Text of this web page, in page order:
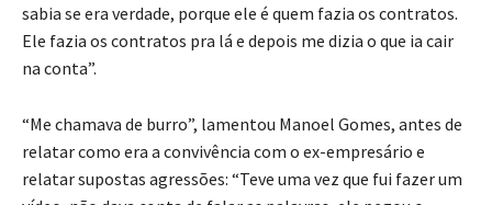
sabia se era verdade, porque ele é quem fazia os contratos.
Ele fazia os contratos pra lá e depois me dizia o que ia cair
na conta”.
“Me chamava de burro”, lamentou Manoel Gomes, antes de
relatar como era a convivência com o ex-empresário e
relatar supostas agressões: “Teve uma vez que fui fazer um